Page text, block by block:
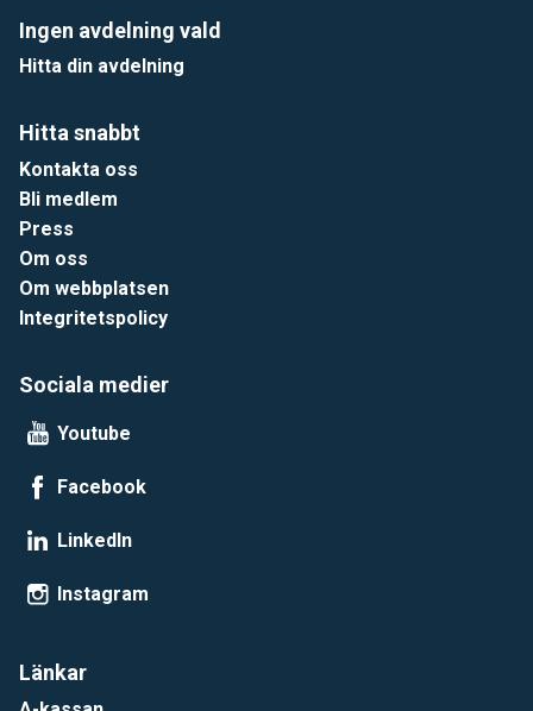
Ingen avdelning vald
Hitta din avdelning
Hitta snabbt
Kontakta oss
Bli medlem
Press
Om oss
Om webbplatsen
Integritetspolicy
Sociala medier
Youtube
Facebook
LinkedIn
Instagram
Länkar